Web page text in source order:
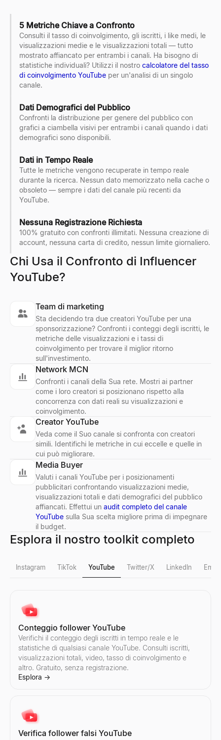
5 Metriche Chiave a Confronto
Consulti il tasso di coinvolgimento, gli iscritti, i like medi, le
visualizzazioni medie e le visualizzazioni totali — tutto
mostrato affiancato per entrambi i canali. Ha bisogno di
statistiche individuali? Utilizzi il nostro calcolatore del tasso
di coinvolgimento YouTube per un'analisi di un singolo
canale.
Dati Demografici del Pubblico
Confronti la distribuzione per genere del pubblico con
grafici a ciambella visivi per entrambi i canali quando i dati
demografici sono disponibili.
Dati in Tempo Reale
Tutte le metriche vengono recuperate in tempo reale
durante la ricerca. Nessun dato memorizzato nella cache o
obsoleto — sempre i dati del canale più recenti da
YouTube.
Nessuna Registrazione Richiesta
100% gratuito con confronti illimitati. Nessuna creazione di
account, nessuna carta di credito, nessun limite giornaliero.
Chi Usa il Confronto di Influencer
YouTube?
Team di marketing
Sta decidendo tra due creatori YouTube per una
sponsorizzazione? Confronti i conteggi degli iscritti, le
metriche delle visualizzazioni e i tassi di
coinvolgimento per trovare il miglior ritorno
sull'investimento.
Network MCN
Confronti i canali della Sua rete. Mostri ai partner
come i loro creatori si posizionano rispetto alla
concorrenza con dati reali su visualizzazioni e
coinvolgimento.
Creator YouTube
Veda come il Suo canale si confronta con creatori
simili. Identifichi le metriche in cui eccelle e quelle in
cui può migliorare.
Media Buyer
Valuti i canali YouTube per i posizionamenti
pubblicitari confrontando visualizzazioni medie,
visualizzazioni totali e dati demografici del pubblico
affiancati. Effettui un audit completo del canale
YouTube sulla Sua scelta migliore prima di impegnare
il budget.
Esplora il nostro toolkit completo
Instagram TikTok YouTube Twitter/X LinkedIn Email
Verifica follower falsi Instagram
Rilevi i falsi follower Instagram istantaneamente. Il nostro
Esplora→
Verifichi il conteggio dei follower in tempo reale e le
Esplora
Verifica follower falsi TikTok
Rileva i falsi follower di TikTok istantaneamente. Il nostro
Esplora→
Verifichi il conteggio dei follower in tempo reale e le
Esplora
Conteggio follower YouTube
Verifichi il conteggio degli iscritti in tempo reale e le
statistiche di qualsiasi canale YouTube. Consulti iscritti,
visualizzazioni totali, video, tasso di coinvolgimento e
altro. Gratuito, senza registrazione.
Esplora →
Verifica follower falsi YouTube